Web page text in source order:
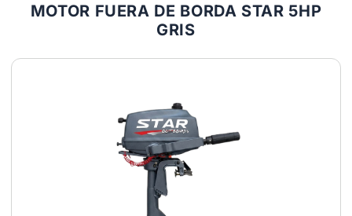
MOTOR FUERA DE BORDA STAR 5HP
GRIS